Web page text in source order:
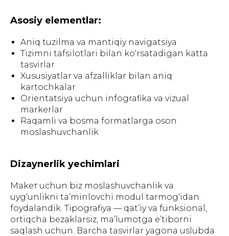
Asosiy elementlar:
Aniq tuzilma va mantiqiy navigatsiya
Tizimni tafsilotlari bilan ko‘rsatadigan katta
tasvirlar
Xususiyatlar va afzalliklar bilan aniq
kartochkalar
Orientatsiya uchun infografika va vizual
markerlar
Raqamli va bosma formatlarga oson
moslashuvchanlik
Dizaynerlik yechimlari
Makет uchun biz moslashuvchanlik va
uyg‘unlikni ta’minlovchi modul tarmog‘idan
foydalandik. Tipografiya — qat’iy va funksional,
ortiqcha bezaklarsiz, ma’lumotga e’tiborni
saqlash uchun. Barcha tasvirlar yagona uslubda